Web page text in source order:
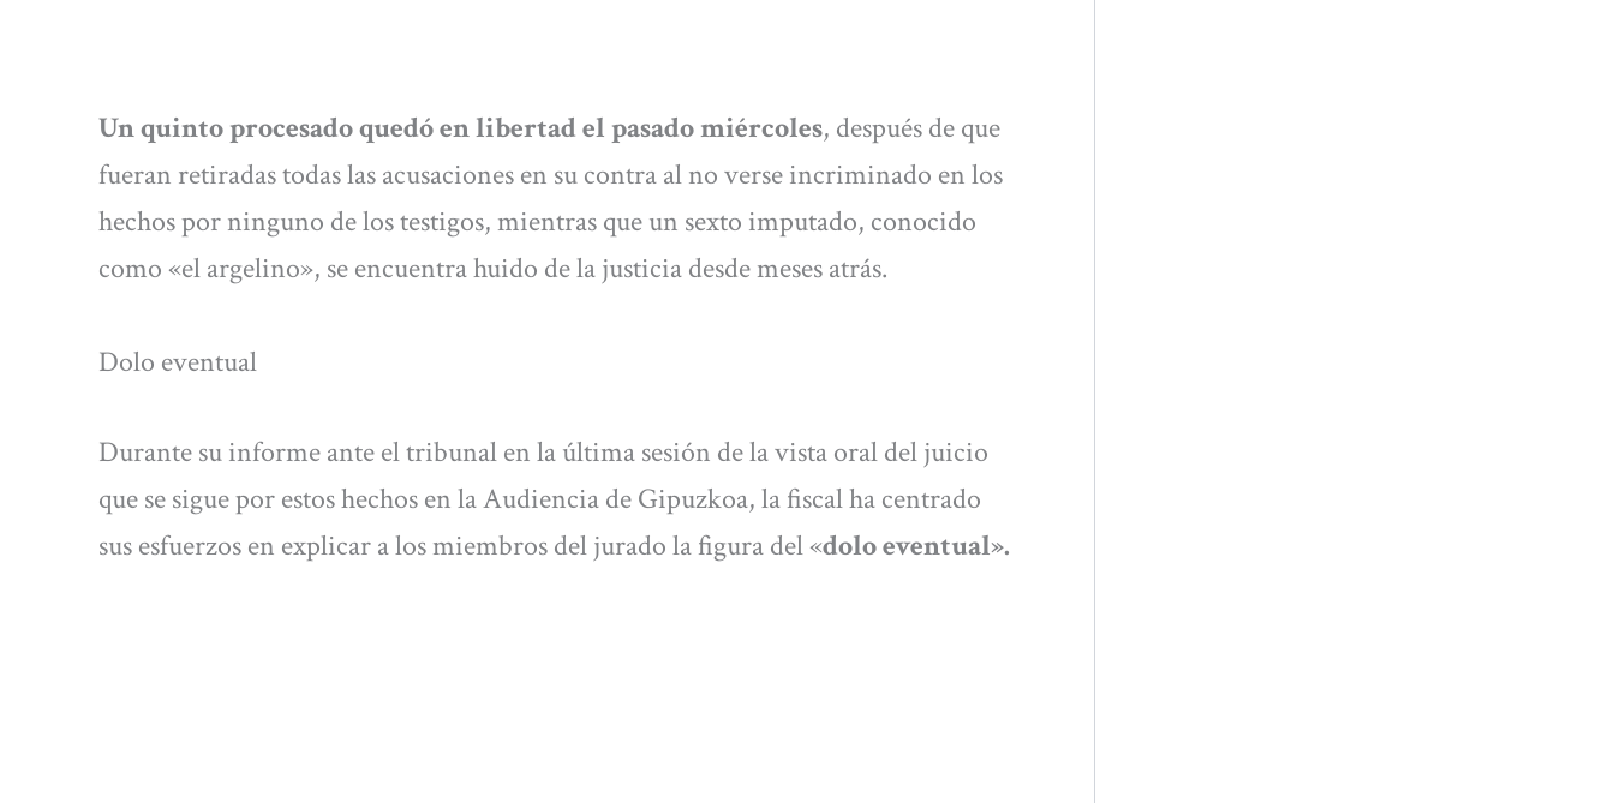
Un quinto procesado quedó en libertad el pasado miércoles, después de que
fueran retiradas todas las acusaciones en su contra al no verse incriminado en los
hechos por ninguno de los testigos, mientras que un sexto imputado, conocido
como «el argelino», se encuentra huido de la justicia desde meses atrás.
Dolo eventual
Durante su informe ante el tribunal en la última sesión de la vista oral del juicio
que se sigue por estos hechos en la Audiencia de Gipuzkoa, la fiscal ha centrado
sus esfuerzos en explicar a los miembros del jurado la figura del «dolo eventual».